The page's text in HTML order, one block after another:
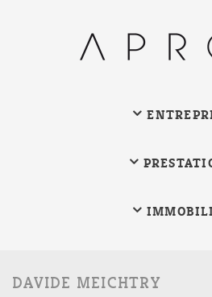
DAVIDE MEICHTRY